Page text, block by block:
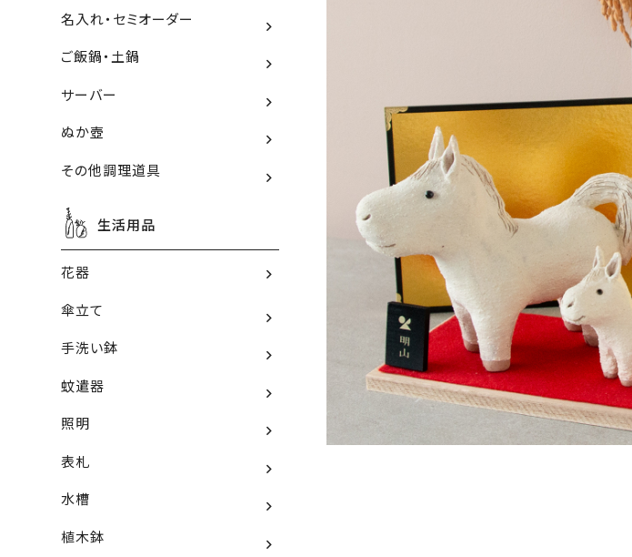
名入れ・セミオーダー
ご飯鍋・土鍋
サーバー
ぬか壺
その他調理道具
生活用品
花器
傘立て
手洗い鉢
蚊遣器
照明
表札
水槽
植木鉢